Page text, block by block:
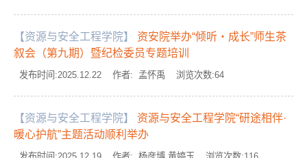
【资源与安全工程学院】
资安院举办“倾听・成长”师生茶
叙会（第九期）暨纪检委员专题培训
发布时间:2025.12.22 作者: 孟怀禹 浏览次数:64
【资源与安全工程学院】
资源与安全工程学院“研途相伴·
暖心护航”主题活动顺利举办